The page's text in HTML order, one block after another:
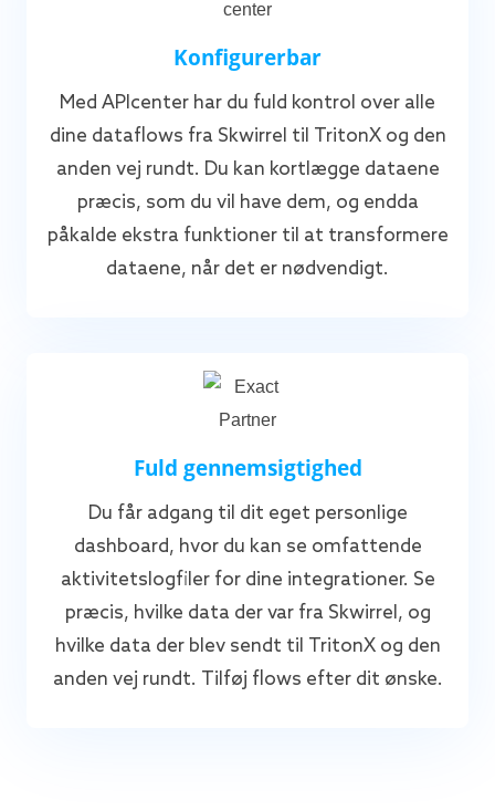
Konfigurerbar
Med APIcenter har du fuld kontrol over alle
dine dataflows fra Skwirrel til TritonX og den
anden vej rundt. Du kan kortlægge dataene
præcis, som du vil have dem, og endda
påkalde ekstra funktioner til at transformere
dataene, når det er nødvendigt.
Fuld gennemsigtighed
Du får adgang til dit eget personlige
dashboard, hvor du kan se omfattende
aktivitetslogfiler for dine integrationer. Se
præcis, hvilke data der var fra Skwirrel, og
hvilke data der blev sendt til TritonX og den
anden vej rundt. Tilføj flows efter dit ønske.